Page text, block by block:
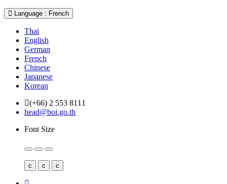
Language : French
Thai
English
German
French
Chinese
Japanese
Korean
(+66) 2 553 8111
head@boi.go.th
Font Size
c c c